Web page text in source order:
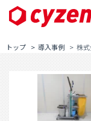
トップ 導入事例 株式